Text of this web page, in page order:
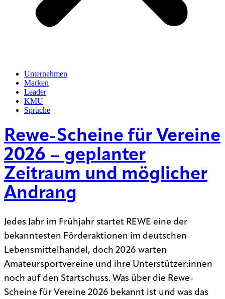
Unternehmen
Marken
Leader
KMU
Sprüche
Rewe-Scheine für Vereine
2026 – geplanter
Zeitraum und möglicher
Andrang
Jedes Jahr im Frühjahr startet REWE eine der
bekanntesten Förderaktionen im deutschen
Lebensmittelhandel, doch 2026 warten
Amateursportvereine und ihre Unterstützer:innen
noch auf den Startschuss. Was über die Rewe-
Scheine für Vereine 2026 bekannt ist und was das